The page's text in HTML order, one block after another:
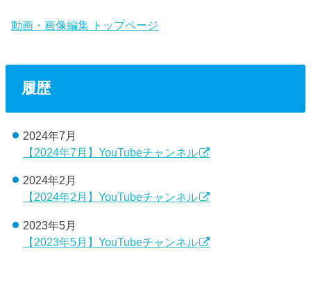
動画・画像編集 トップページ
履歴
2024年7月
【2024年7月】YouTubeチャンネル
2024年2月
【2024年2月】YouTubeチャンネル
2023年5月
【2023年5月】YouTubeチャンネル